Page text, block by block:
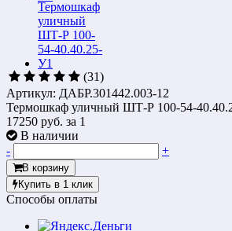
(31)
Артикул: ДАБР.301442.003-12
Термошкаф уличный ШТ-Р 100-54-
17250 руб. за 1
В наличии
-
+
В корзину
Купить в 1 клик
Способы оплаты